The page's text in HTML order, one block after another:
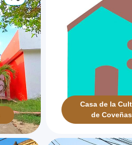
Casa de la
de Coveñas